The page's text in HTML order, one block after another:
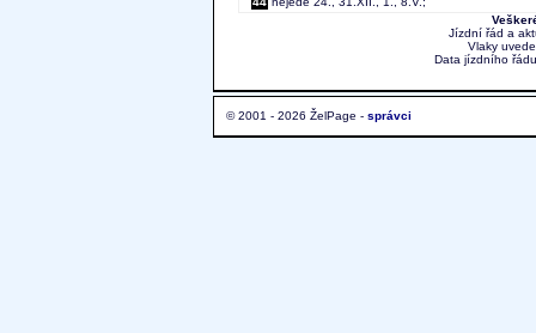
Jízdní řád a
Vlaky
Data jízdního
© 2001 - 2026 ŽelPage - správci